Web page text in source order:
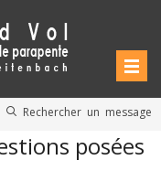
Rechercher un message
posées